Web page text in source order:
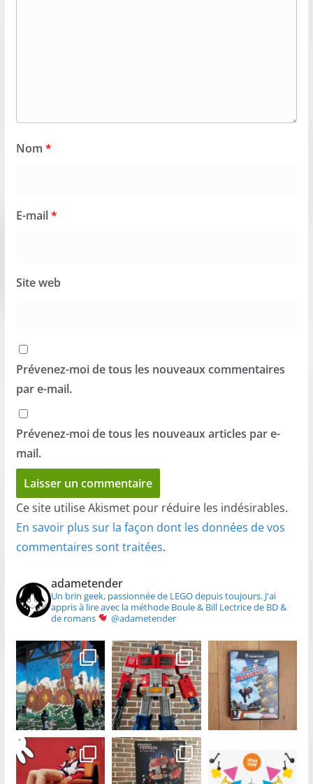
Nom *
E-mail*
Site web
Prévenez-moi de tous les nouveaux commentaires
par e-mail.
Prévenez-moi de tous les nouveaux articles par e-
mail.
Ce site utilise Akismet pour réduire les indésirables.
En savoir plus sur la façon dont les données de vos
commentaires sont traitées.
adametender
Un brin geek, passionnée de LEGO depuis toujours.J'ai
appris à lire avec la méthode Boule & Bill Lectrice de BD &
de romans
@adametender